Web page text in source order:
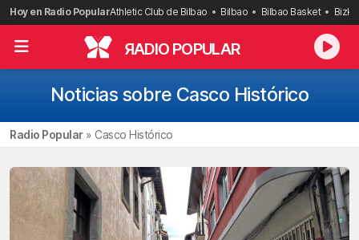
Saltar
al
contenido
Hoy en Radio PopularAthletic Club de Bilbao Bilbao Bilbao Basket
RADIO POPULAR
Noticias sobre Casco Histórico
Radio Popular» Casco Histórico